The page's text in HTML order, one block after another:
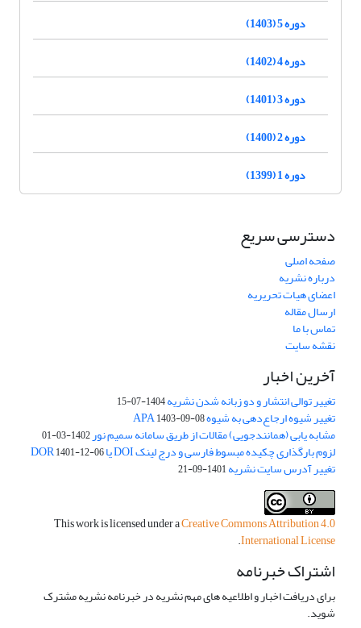
دوره 5 (1403)
دوره 4 (1402)
دوره 3 (1401)
دوره 2 (1400)
دوره 1 (1399)
دسترسی سریع
صفحه اصلی
درباره نشریه
اعضای هیات تحریریه
ارسال مقاله
تماس با ما
نقشه سایت
آخرین اخبار
تغییر توالی انتشار و دو زبانه شدن نشریه1404-07-15
تغییر شیوه ارجاع‌دهی به شیوه APA1403-09-08
مشابه یابی (همانندجویی) مقالات از طریق سامانه سمیم نور1402-03-01
لزوم بارگذاری چکیده مبسوط فارسی و درج لینک DOI یا DOR 1401-12-06
تغییر آدرس سایت نشریه1401-09-21
This work is licensed under aCreative Commons Attribution 4.0
International License
.
اشتراک خبرنامه
برای دریافت اخبار و اطلاعیه های مهم نشریه در خبرنامه نشریه مشترک
شوید.